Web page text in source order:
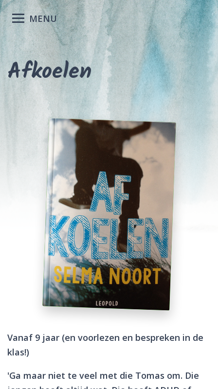
MENU
Afkoelen
Vanaf 9 jaar (en voorlezen en bespreken in de
klas!)
'Ga maar niet te veel met die Tomas om. Die